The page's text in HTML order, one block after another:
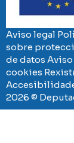
Aviso legal
sobre
de datos
cookies
2026 ©